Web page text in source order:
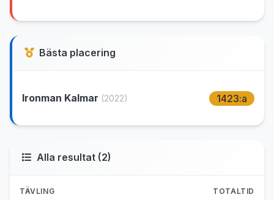
Bästa placering
Ironman Kalmar (2022) 1423:a
Alla resultat (2)
TÄVLING TOTALTID